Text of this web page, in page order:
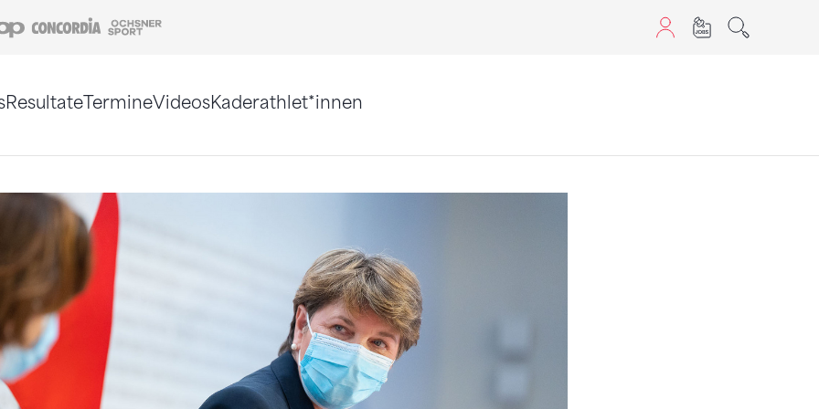
Coop Concordia
ResultateTermineVideosKaderathlet*innen